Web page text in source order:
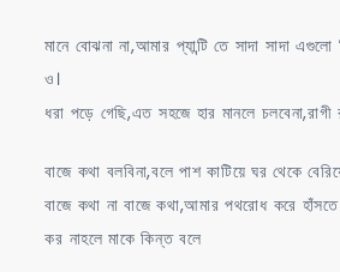
মানে বোঝনা না,আমার প্যান্টি তে সাদা সাদা এগুলো
ও।
ধরা পড়ে গেছি,এত সহজে হার মানলে চলবেনা,রাগী
বাজে কথা বলবিনা,বলে পাশ কাটিয়ে ঘর থেকে
বাজে কথা না বাজে কথা,আমার পথরোধ করে
কর নাহলে মাকে কিন্ত বলে